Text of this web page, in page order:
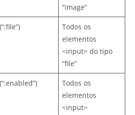
“image”
Todos os
elementos
<input> do tipo
“file”
Todos os
elementos
<input>